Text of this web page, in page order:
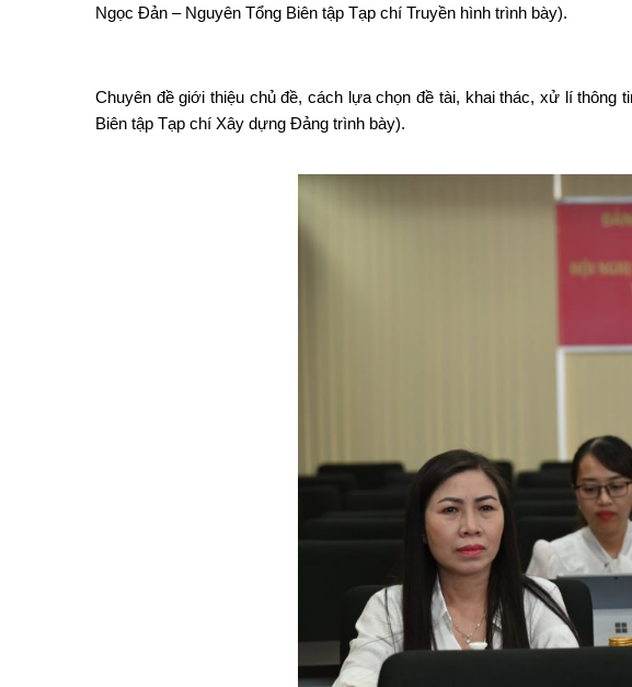
Ngọc Đản – Nguyên Tổng Biên tập Tạp chí Truyền hình trình bày).
Chuyên đề giới thiệu chủ đề, cách lựa chọn đề tài, khai thác, xử lí thông
Biên tập Tạp chí Xây dựng Đảng trình bày).